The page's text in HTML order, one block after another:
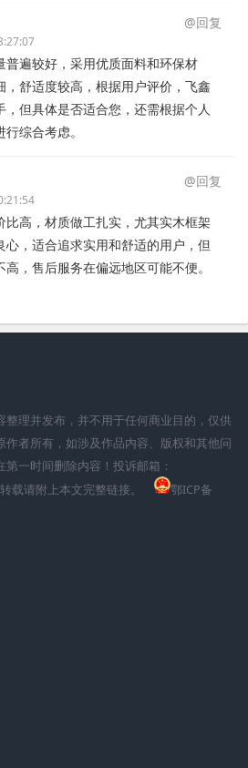
@回复
普遍较好，采用优质面料和环保材
，舒适度较高，根据用户评价，飞鑫
，但具体是否适合您，还需根据个人
综合考虑。
@回复
比高，材质做工扎实，尤其实木框架
心，适合追求实用和舒适的用户，但
，售后服务在偏远地区可能不便。
整理并发布，并不用于任何商业目的，仅供
者所有，如涉及作品内容、版权和其他问
一时间删除内容！投诉邮箱：
载请附上本文完整链接。
鄂ICP备